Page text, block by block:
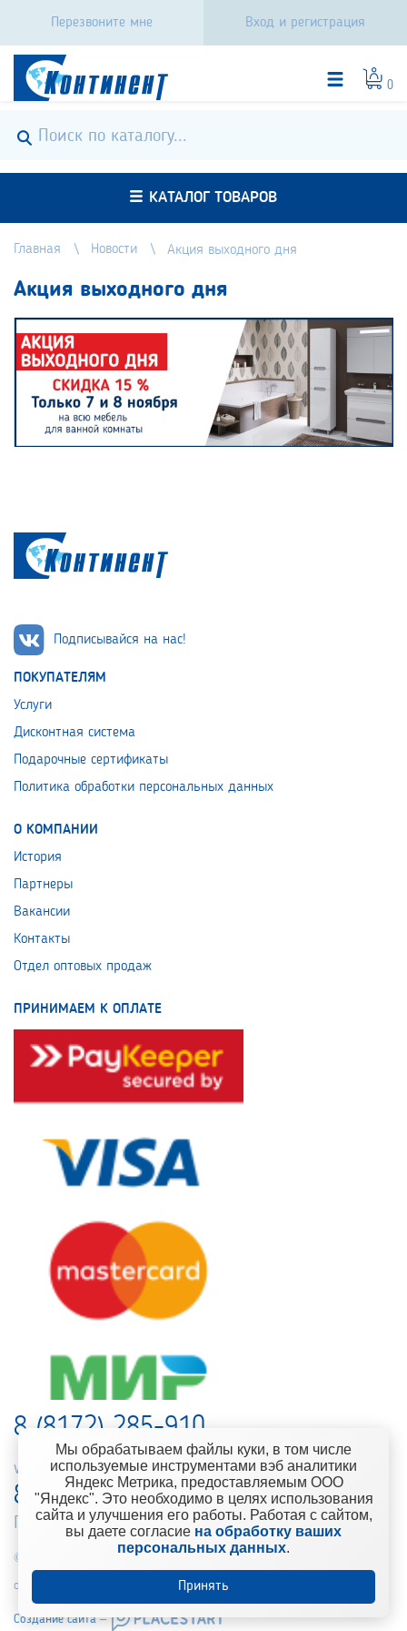
Перезвоните мне Вход и регистрация
0
КАТАЛОГ ТОВАРОВ
Главная Новости Акция выходного дня
Акция выходного дня
Подписывайся на нас!
ПОКУПАТЕЛЯМ
Услуги
Дисконтная система
Подарочные сертификаты
Политика обработки персональных данных
О КОМПАНИИ
История
Партнеры
Вакансии
Контакты
Отдел оптовых продаж
ПРИНИМАЕМ К ОПЛАТЕ
8 (8172) 285-910
web-support@kontinent.ru
8 900 501-25-53
Горячая линия интернет-магазина
© 2010-2021 Компания «Континент» Сеть магазинов строительно-
отделочных материалов
Создание сайта –
Мы обрабатываем файлы куки, в том числе
используемые инструментами вэб аналитики
Яндекс Метрика, предоставляемым ООО
"Яндекс". Это необходимо в целях использования
сайта и улучшения его работы. Работая с сайтом,
вы даете согласие на обработку ваших
персональных данных.
Принять